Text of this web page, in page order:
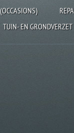
TUIN- EN GRONDVERZET